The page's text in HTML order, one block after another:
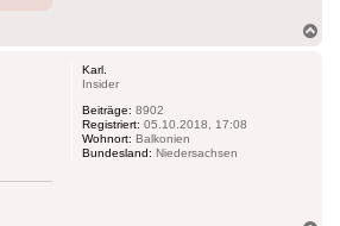
Karl.
Insider
Beiträge: 8902
Registriert: 05.10.2018, 17:08
Wohnort: Balkonien
Bundesland: Niedersachsen